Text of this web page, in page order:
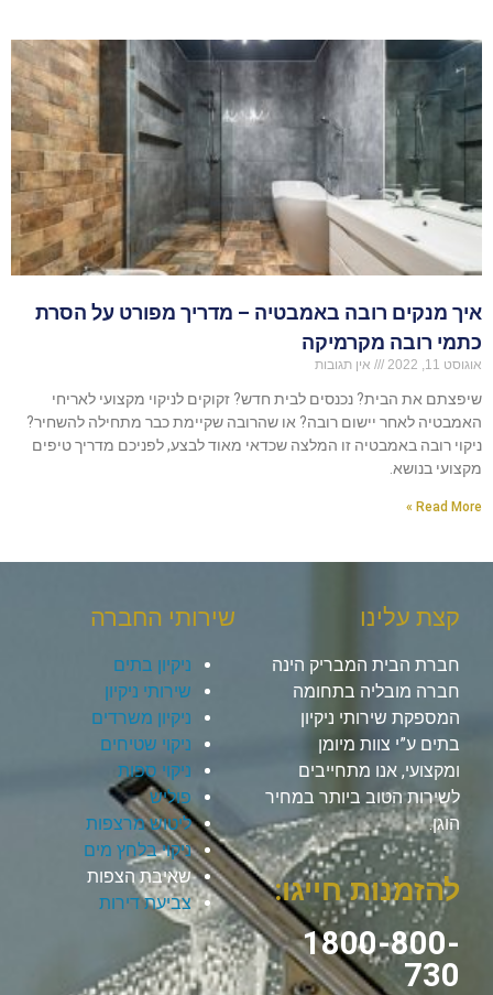
איך מנקים רובה באמבטיה – מדריך מפורט על הסרת
כתמי רובה מקרמיקה
אוגוסט 11, 2022 אין תגובות
שיפצתם את הבית? נכנסים לבית חדש? זקוקים לניקוי מקצועי לאריחי
האמבטיה לאחר יישום רובה? או שהרובה שקיימת כבר מתחילה להשחיר?
ניקוי רובה באמבטיה זו המלצה שכדאי מאוד לבצע, לפניכם מדריך טיפים
מקצועי בנושא.
Read More »
קצת עלינו
חברת הבית המבריק הינה
חברה מובליה בתחומה
המספקת שירותי ניקיון
בתים ע”י צוות מיומן
ומקצועי, אנו מתחייבים
לשירות הטוב ביותר במחיר
הוגן.
להזמנות חייגו:
1800-800-
730
שירותי החברה
ניקיון בתים
שירותי ניקיון
ניקיון משרדים
ניקוי שטיחים
ניקוי ספות
פוליש
ליטוש מרצפות
ניקוי בלחץ מים
שאיבת הצפות
צביעת דירות